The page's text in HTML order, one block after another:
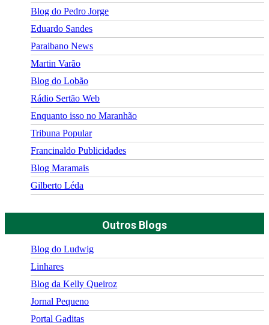
Blog do Pedro Jorge
Eduardo Sandes
Paraibano News
Martin Varão
Blog do Lobão
Rádio Sertão Web
Enquanto isso no Maranhão
Tribuna Popular
Francinaldo Publicidades
Blog Maramais
Gilberto Léda
Outros Blogs
Blog do Ludwig
Linhares
Blog da Kelly Queiroz
Jornal Pequeno
Portal Gaditas